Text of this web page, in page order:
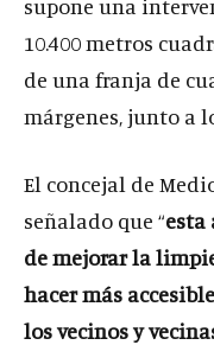
supone una
10.400 metros
de una franja de
márgenes, junto a
El concejal de
señalado que “esta
de mejorar la
hacer más
los vecinos y